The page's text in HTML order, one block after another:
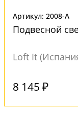
Артикул: 2008-A
Подвесной
Loft It
8 145 ₽